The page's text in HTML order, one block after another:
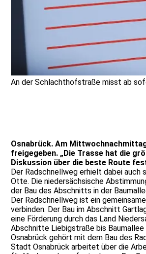
An der Schlachthofstraße misst ab
Osnabrück. Am
freigegeben. „Die Trasse hat die
Diskussion über die beste Route
Der Radschnellweg erhielt dabei auch
Otte. Die niedersächsische
der Bau des Abschnitts in der
Der Radschnellweg ist ein
verbinden. Der Bau im Abschnitt
eine Förderung durch das Land
Abschnitte Liebigstraße bis
Osnabrück gehört mit dem Bau des
Stadt Osnabrück arbeitet über die